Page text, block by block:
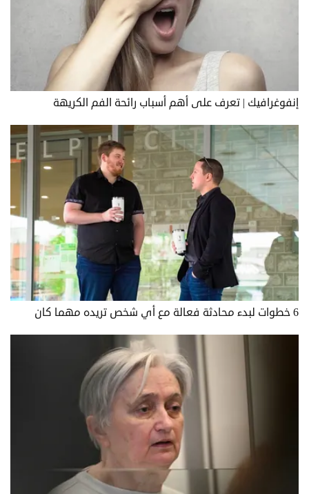
إنفوغرافيك | تعرف على أهم أسباب رائحة الفم الكريهة
6 خطوات لبدء محادثة فعالة مع أي شخص تريده مهما كان